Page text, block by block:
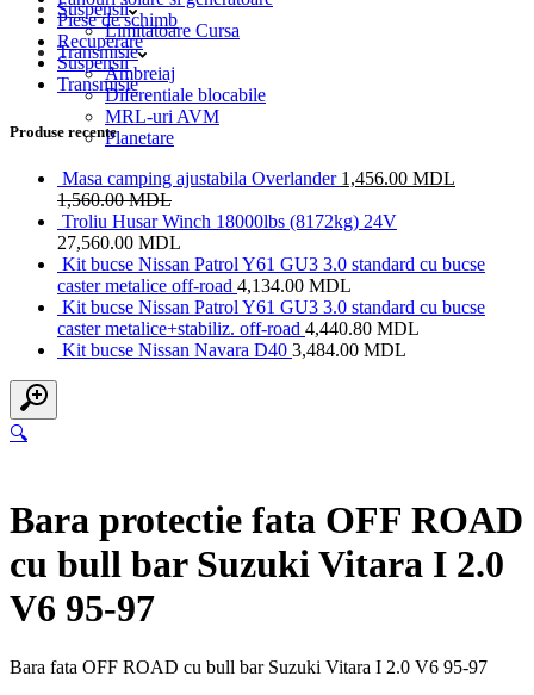
Suspensii
Limitatoare Cursa
Transmisie
Ambreiaj
Diferentiale blocabile
MRL-uri AVM
Planetare
Piese de schimb
Recuperare
Suspensii
Transmisie
Produse recente
Masa camping ajustabila Overlander 1,456.00 MDL
1,560.00MDL
Troliu Husar Winch 18000lbs (8172kg) 24V
27,560.00 MDL
Kit bucse Nissan Patrol Y61 GU3 3.0 standard cu bucse
caster metalice off-road 4,134.00 MDL
Kit bucse Nissan Patrol Y61 GU3 3.0 standard cu bucse
caster metalice+stabiliz. off-road 4,440.80 MDL
Kit bucse Nissan Navara D40 3,484.00 MDL
🔍
Bara protectie fata OFF ROAD
cu bull bar Suzuki Vitara I 2.0
V6 95-97
Bara fata OFF ROAD cu bull bar Suzuki Vitara I 2.0 V6 95-97